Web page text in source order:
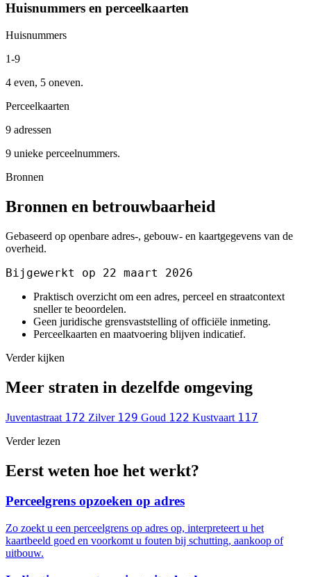
Huisnummers en perceelkaarten
Huisnummers
1-9
4 even, 5 oneven.
Perceelkaarten
9 adressen
9 unieke perceelnummers.
Bronnen
Bronnen en betrouwbaarheid
Gebaseerd op openbare adres-, gebouw- en kaartgegevens van de
overheid.
Bijgewerkt op 22 maart 2026
Praktisch overzicht om een adres, perceel en straatcontext
sneller te beoordelen.
Geen juridische grensvaststelling of officiële inmeting.
Perceelkaarten en maatvoering blijven indicatief.
Verder kijken
Meer straten in dezelfde omgeving
Juventastraat 172 Zilver 129 Goud 122 Kustvaart 117
Verder lezen
Eerst weten hoe het werkt?
Perceelgrens opzoeken op adres
Zo zoekt u een perceelgrens op adres op, interpreteert u het
kaartbeeld goed en voorkomt u fouten bij schutting, aankoop of
uitbouw.